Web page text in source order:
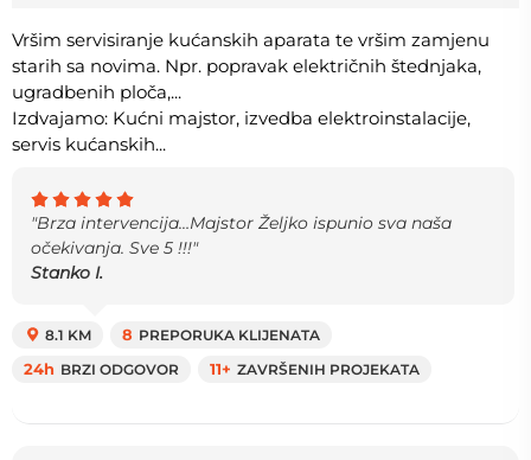
Vršim servisiranje kućanskih aparata te vršim zamjenu
starih sa novima. Npr. popravak električnih štednjaka,
ugradbenih ploča,...
Izdvajamo: Kućni majstor, izvedba elektroinstalacije,
servis kućanskih...
"Brza intervencija…Majstor Željko ispunio sva naša
očekivanja. Sve 5 !!!"
Stanko I.
8.1 KM 8 PREPORUKA KLIJENATA
24h BRZI ODGOVOR 11+ ZAVRŠENIH PROJEKATA